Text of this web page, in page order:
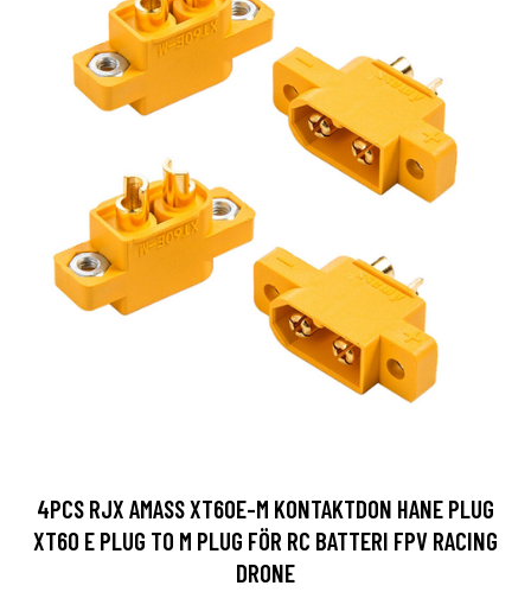
4PCS RJX AMASS XT60E-M KONTAKTDON HANE PLUG
XT60 E PLUG TO M PLUG FÖR RC BATTERI FPV RACING
DRONE